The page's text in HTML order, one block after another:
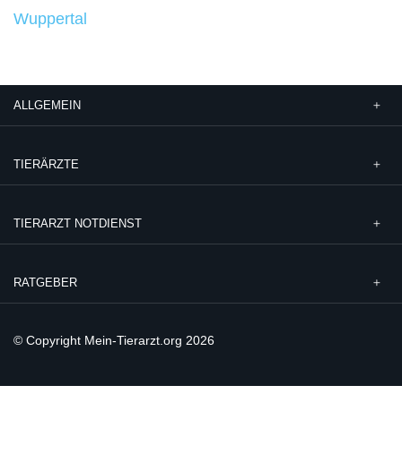
Wuppertal
ALLGEMEIN
TIERÄRZTE
TIERARZT NOTDIENST
RATGEBER
© Copyright Mein-Tierarzt.org 2026